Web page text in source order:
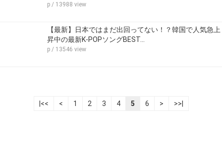
p / 13988 view
【最新】日本ではまだ出回ってない！？韓国で人気急上
昇中の最新K-POPソングBEST…
p / 13546 view
|<< < 1 2 3 4 5 6 > >>|